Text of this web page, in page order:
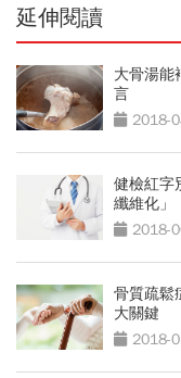
延伸閱讀
大骨湯能
言
2018-
健檢紅字
纖維化」
2018-
骨質疏鬆
大關鍵
2018-